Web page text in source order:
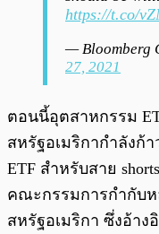
https://t.co/
— Bloomberg
27, 2021
ตอนนี้อุตสาหกรรม
สหรัฐอเมริกากำลังก้
ETF สำหรับสาย
คณะกรรมการกำกับ
สหรัฐอเมริกา ซึ่งอ้าง